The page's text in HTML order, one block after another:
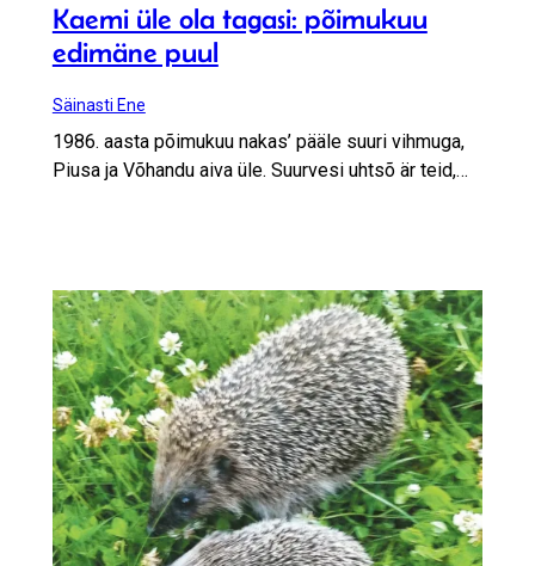
Kaemi üle ola tagasi: põimukuu
edimäne puul
Säinasti Ene
1986. aasta põimukuu nakas’ pääle suuri vihmuga,
Piusa ja Võhandu aiva üle. Suurvesi uhtsõ är teid,…